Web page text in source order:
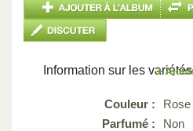
Information sur les variétés
Couleur :
Rose
Parfumé :
Non